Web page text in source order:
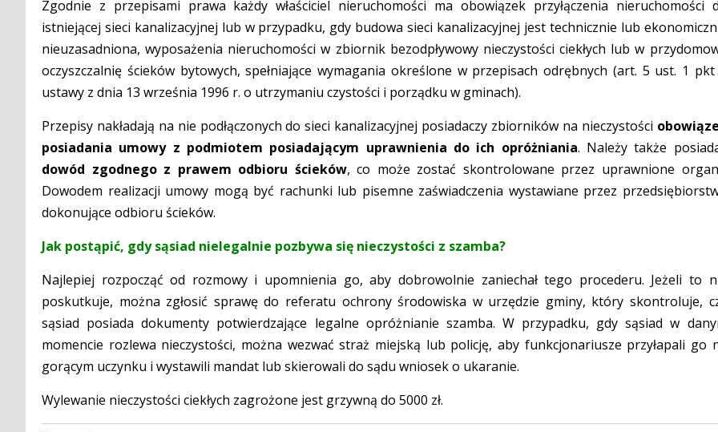
Zgodnie z przepisami prawa każdy właściciel nieruchomości ma obowiązek przyłączenia nieruchomości
istniejącej sieci kanalizacyjnej lub w przypadku, gdy budowa sieci kanalizacyjnej jest technicznie lub
nieuzasadniona, wyposażenia nieruchomości w zbiornik bezodpływowy nieczystości ciekłych lub w
oczyszczalnię ścieków bytowych, spełniające wymagania określone w przepisach odrębnych (art. 5 ust. 1
ustawy z dnia 13 września 1996 r. o utrzymaniu czystości i porządku w gminach).
Przepisy nakładają na nie podłączonych do sieci kanalizacyjnej posiadaczy zbiorników na nieczystości
posiadania umowy z podmiotem posiadającym uprawnienia do ich opróżniania. Należy także
dowód zgodnego z prawem odbioru ścieków, co może zostać skontrolowane przez uprawnione
Dowodem realizacji umowy mogą być rachunki lub pisemne zaświadczenia wystawiane przez
dokonujące odbioru ścieków.
Jak postąpić, gdy sąsiad nielegalnie pozbywa się nieczystości z szamba?
Najlepiej rozpocząć od rozmowy i upomnienia go, aby dobrowolnie zaniechał tego procederu. Jeżeli to
poskutkuje, można zgłosić sprawę do referatu ochrony środowiska w urzędzie gminy, który skontroluje,
sąsiad posiada dokumenty potwierdzające legalne opróżnianie szamba. W przypadku, gdy sąsiad w
momencie rozlewa nieczystości, można wezwać straż miejską lub policję, aby funkcjonariusze przyłapali go
gorącym uczynku i wystawili mandat lub skierowali do sądu wniosek o ukaranie.
Wylewanie nieczystości ciekłych zagrożone jest grzywną do 5000 zł.